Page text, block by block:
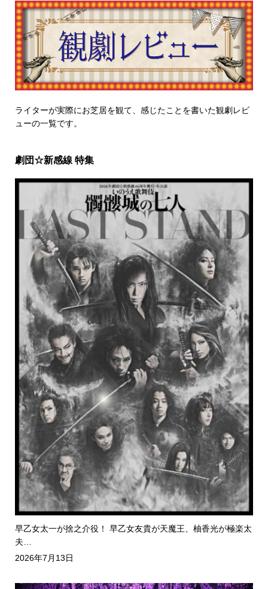
ライターが実際にお芝居を観て、感じたことを書いた観劇レビ
ューの一覧です。
劇団☆新感線 特集
早乙女太一が捨之介役！ 早乙女友貴が天魔王、柚香光が極楽太
夫…
2026年7月13日